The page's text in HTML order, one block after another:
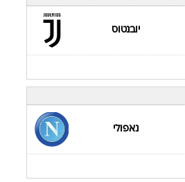
יובנטוס
נאפולי